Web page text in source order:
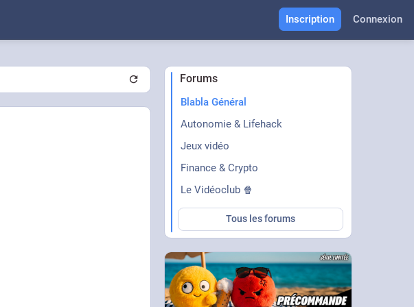
Inscription Connexion
Forums
Blabla Général
Autonomie & Lifehack
Jeux vidéo
Finance & Crypto
Le Vidéoclub 🍿
Tous les forums